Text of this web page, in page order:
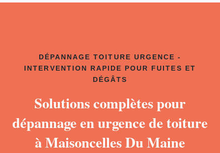
DÉPANNAGE TOITURE URGENCE -
INTERVENTION RAPIDE POUR FUITES ET
DÉGÂTS
Solutions complètes pour
dépannage en urgence de toiture
à Maisoncelles Du Maine